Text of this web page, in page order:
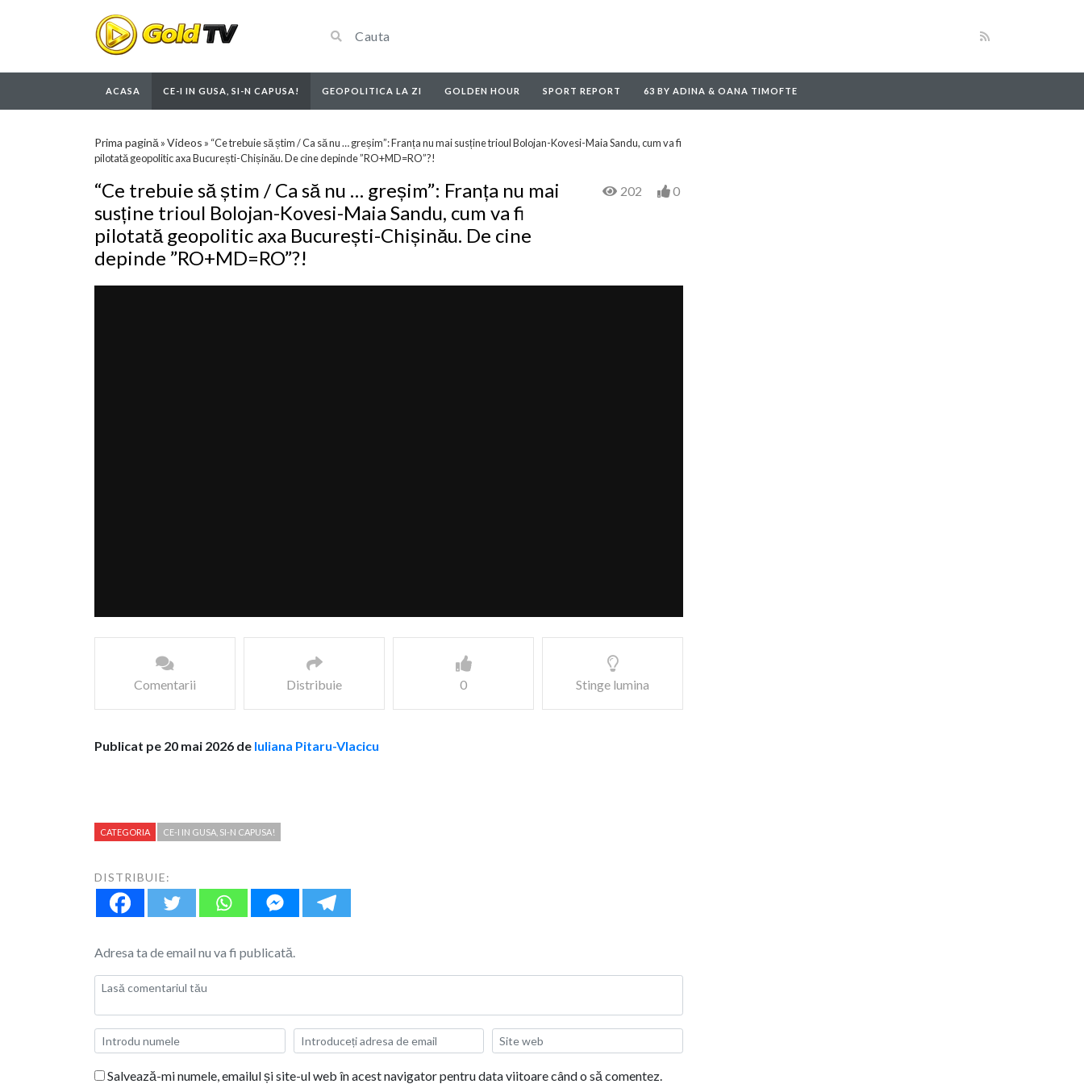
ACASA CE-I IN GUSA, SI-N CAPUSA! GEOPOLITICA LA ZI GOLDEN HOUR SPORT REPORT 63 BY ADINA & OANA TIMOFTE
Prima pagină »Videos » “Ce trebuie să știm / Ca să nu … greșim”: Franța nu mai susține trioul Bolojan-Kovesi-Maia Sandu, cum va fi
pilotată geopolitic axa București-Chișinău. De cine depinde ”RO+MD=RO”?!
“Ce trebuie să știm / Ca să nu … greșim”: Franța nu mai
susține trioul Bolojan-Kovesi-Maia Sandu, cum va fi
pilotată geopolitic axa București-Chișinău. De cine
depinde ”RO+MD=RO”?!
202 0
Comentarii Distribuie 0 Stinge lumina
Publicat pe 20 mai 2026 de Iuliana Pitaru-Vlacicu
CATEGORIA CE-I IN GUSA, SI-N CAPUSA!
DISTRIBUIE:
Adresa ta de email nu va fi publicată.
Salvează-mi numele, emailul și site-ul web în acest navigator pentru data viitoare când o să comentez.